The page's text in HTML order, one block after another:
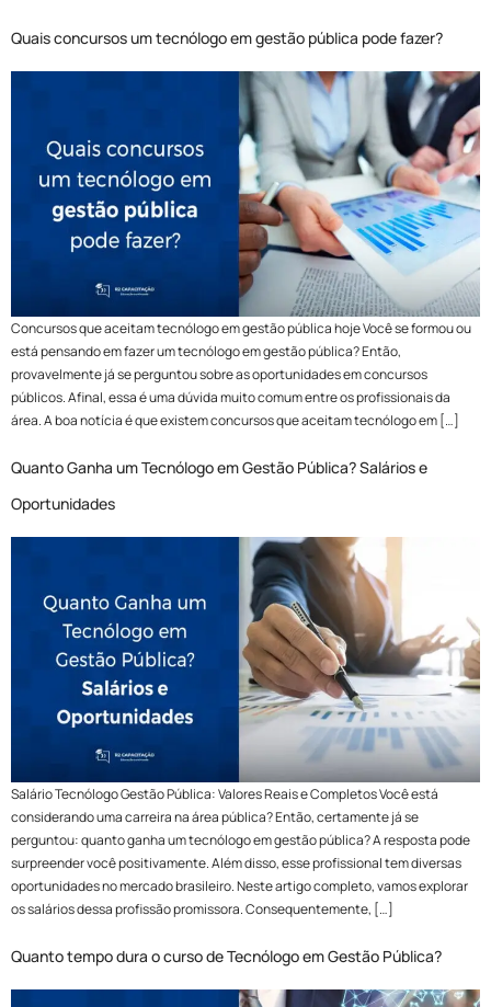
Quais concursos um tecnólogo em gestão pública pode fazer?
Concursos que aceitam tecnólogo em gestão pública hoje Você se formou ou
está pensando em fazer um tecnólogo em gestão pública? Então,
provavelmente já se perguntou sobre as oportunidades em concursos
públicos. Afinal, essa é uma dúvida muito comum entre os profissionais da
área. A boa notícia é que existem concursos que aceitam tecnólogo em […]
Quanto Ganha um Tecnólogo em Gestão Pública? Salários e
Oportunidades
Salário Tecnólogo Gestão Pública: Valores Reais e Completos Você está
considerando uma carreira na área pública? Então, certamente já se
perguntou: quanto ganha um tecnólogo em gestão pública? A resposta pode
surpreender você positivamente. Além disso, esse profissional tem diversas
oportunidades no mercado brasileiro. Neste artigo completo, vamos explorar
os salários dessa profissão promissora. Consequentemente, […]
Quanto tempo dura o curso de Tecnólogo em Gestão Pública?